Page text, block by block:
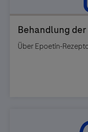
Über Epoetin-